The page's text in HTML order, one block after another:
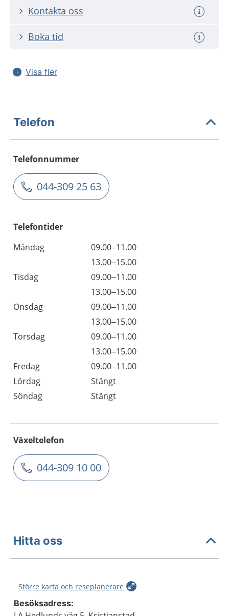
Kontakta oss
Boka tid
Visa fler
Telefon
Telefonnummer
044-309 25 63
Telefontider
Måndag
09.00–11.00
13.00–15.00
Tisdag
09.00–11.00
13.00–15.00
Onsdag
09.00–11.00
13.00–15.00
Torsdag
09.00–11.00
13.00–15.00
Fredag
09.00–11.00
Lördag
Stängt
Söndag
Stängt
Växeltelefon
044-309 10 00
Hitta oss
Större karta och reseplanerare
Besöksadress: